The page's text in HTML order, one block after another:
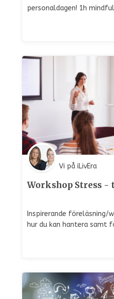
personaldagen! 1h
Vi på iLivEra
Workshop Stress -
Inspirerande föreläsning/
hur du kan hantera samt